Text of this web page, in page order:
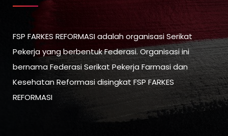
FSP FARKES REFORMASI adalah organisasi Serikat
Pekerja yang berbentuk Federasi. Organisasi ini
bernama Federasi Serikat Pekerja Farmasi dan
Kesehatan Reformasi disingkat FSP FARKES
REFORMASI